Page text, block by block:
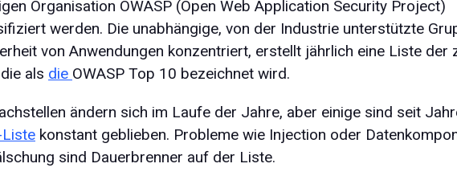
Organisation OWASP (Open Web Application Security Project)
werden. Die unabhängige, von der Industrie unterstützte
von Anwendungen konzentriert, erstellt jährlich eine Liste der
als die OWASP Top 10 bezeichnet wird.
ändern sich im Laufe der Jahre, aber einige sind seit
Liste konstant geblieben. Probleme wie Injection oder
sind Dauerbrenner auf der Liste.